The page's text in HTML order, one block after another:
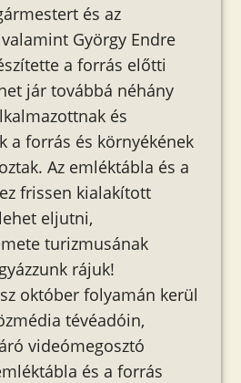
és az
György Endre
a forrás előtti
jár továbbá néhány
és
a forrás és környékének
Az emléktábla és a
frissen kialakított
eljutni,
turizmusának
rájuk!
október folyamán kerül
tévéadóin,
videómegosztó
és a forrás